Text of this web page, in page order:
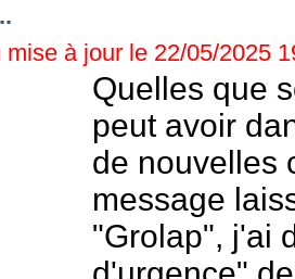
à jour le 22/05/2025
Quelles que
peut avoir
de nouvelles
message
"Grolap", j'ai